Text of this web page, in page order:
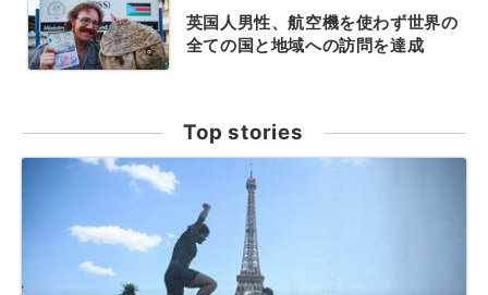
英国人男性、航空機を使わず世界の
全ての国と地域への訪問を達成
Top stories